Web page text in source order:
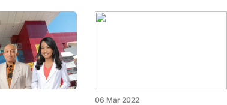
06 Mar 2022